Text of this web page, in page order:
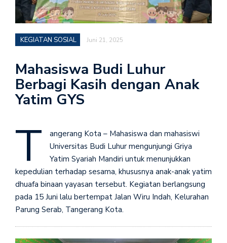
KEGIATAN SOSIAL Juni 21, 2025
Mahasiswa Budi Luhur
Berbagi Kasih dengan Anak
Yatim GYS
T
angerang Kota – Mahasiswa dan mahasiswi
Universitas Budi Luhur mengunjungi Griya
Yatim Syariah Mandiri untuk menunjukkan
kepedulian terhadap sesama, khususnya anak-anak yatim
dhuafa binaan yayasan tersebut. Kegiatan berlangsung
pada 15 Juni lalu bertempat Jalan Wiru Indah, Kelurahan
Parung Serab, Tangerang Kota.